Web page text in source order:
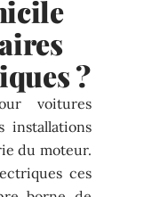
?
voitures
installations
du moteur.
ces